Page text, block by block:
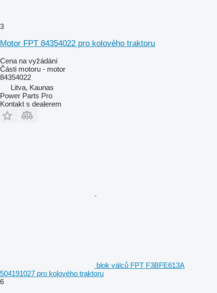
3
Motor FPT 84354022 pro kolového traktoru
Cena na vyžádání
Části motoru - motor
84354022
Litva, Kaunas
Power Parts Pro
Kontakt s dealerem
blok válců FPT F3BFE613A
504191027 pro kolového traktoru
6